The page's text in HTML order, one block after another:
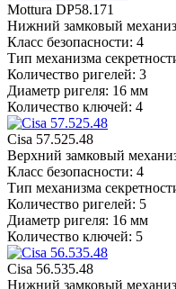
Mottura DP58.171
Нижний замковый
Класс безопасности: 4
Тип механизма
Количество ригелей: 3
Диаметр ригеля: 16 мм
Количество ключей: 4
Cisa 57.525.48
Верхний замковый
Класс безопасности: 4
Тип механизма
Количество ригелей: 5
Диаметр ригеля: 16 мм
Количество ключей: 5
Cisa 56.535.48
Нижний замковый